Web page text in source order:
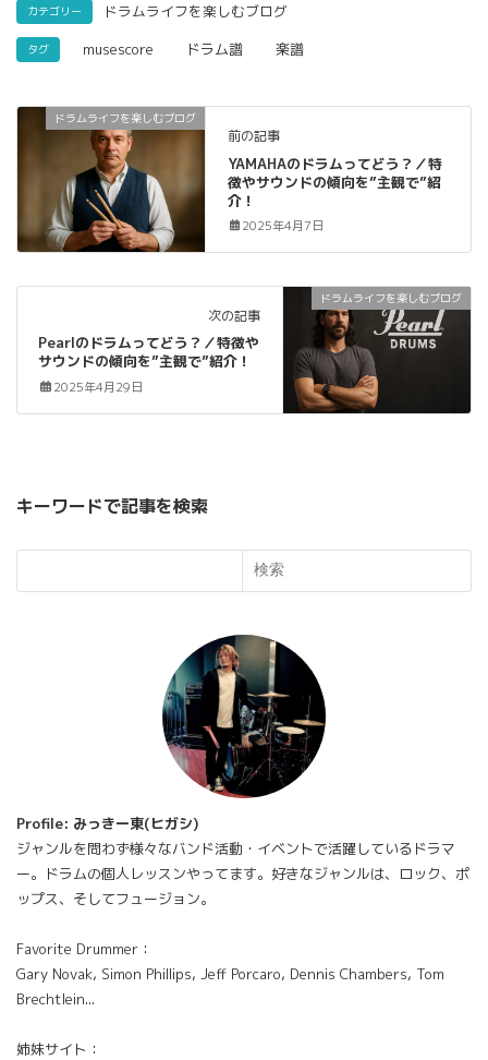
カテゴリー ドラムライフを楽しむブログ
タグ musescore ドラム譜 楽譜
ドラムライフを楽しむブログ
前の記事
YAMAHAのドラムってどう？／特
徴やサウンドの傾向を”主観で”紹
介！
2025年4月7日
ドラムライフを楽しむブログ
次の記事
Pearlのドラムってどう？／特徴や
サウンドの傾向を”主観で”紹介！
2025年4月29日
キーワードで記事を検索
検索
Profile: みっきー東(ヒガシ)
ジャンルを問わず様々なバンド活動・イベントで活躍しているドラマ
ー。ドラムの個人レッスンやってます。好きなジャンルは、ロック、ポ
ップス、そしてフュージョン。
Favorite Drummer：
Gary Novak, Simon Phillips, Jeff Porcaro, Dennis Chambers, Tom
Brechtlein...
姉妹サイト：